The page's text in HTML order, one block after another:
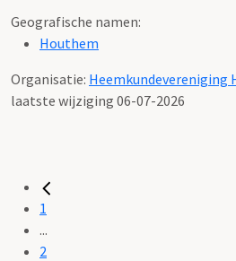
Geografische namen:
Houthem
Organisatie: Heemkundevereniging
laatste wijziging 06-07-2026
1
...
2